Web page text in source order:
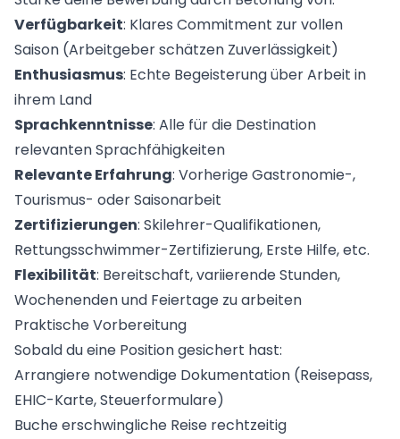
Verfügbarkeit: Klares Commitment zur vollen
Saison (Arbeitgeber schätzen Zuverlässigkeit)
Enthusiasmus: Echte Begeisterung über Arbeit in
ihrem Land
Sprachkenntnisse: Alle für die Destination
relevanten Sprachfähigkeiten
Relevante Erfahrung: Vorherige Gastronomie-,
Tourismus- oder Saisonarbeit
Zertifizierungen: Skilehrer-Qualifikationen,
Rettungsschwimmer-Zertifizierung, Erste Hilfe, etc.
Flexibilität: Bereitschaft, variierende Stunden,
Wochenenden und Feiertage zu arbeiten
Praktische Vorbereitung
Sobald du eine Position gesichert hast:
Arrangiere notwendige Dokumentation (Reisepass,
EHIC-Karte, Steuerformulare)
Buche erschwingliche Reise rechtzeitig